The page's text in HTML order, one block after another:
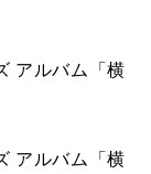
アルバム「横
アルバム「横